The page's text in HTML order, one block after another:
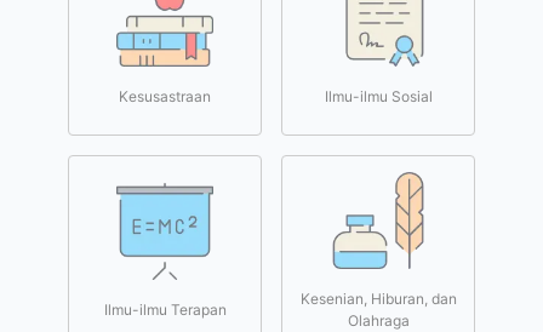
Kesusastraan Ilmu-ilmu Sosial
Ilmu-ilmu Terapan
Kesenian, Hiburan, dan
Olahraga